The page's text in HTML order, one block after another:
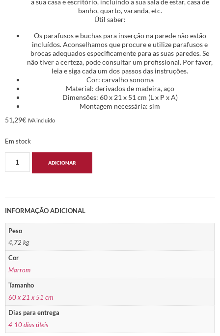
a sua casa e escritório, incluindo a sua sala de estar, casa de
banho, quarto, varanda, etc.
Útil saber:
Os parafusos e buchas para inserção na parede não estão
incluídos. Aconselhamos que procure e utilize parafusos e
brocas adequados especificamente para as suas paredes. Se
não tiver a certeza, pode consultar um profissional. Por favor,
leia e siga cada um dos passos das instruções.
Cor: carvalho sonoma
Material: derivados de madeira, aço
Dimensões: 60 x 21 x 51 cm (L x P x A)
Montagem necessária: sim
51,29€ IVA incluido
Em stock
ADICIONAR
INFORMAÇÃO ADICIONAL
Peso
4,72 kg
Cor
Marrom
Tamanho
60 x 21 x 51 cm
Dias para entrega
4-10 dias úteis